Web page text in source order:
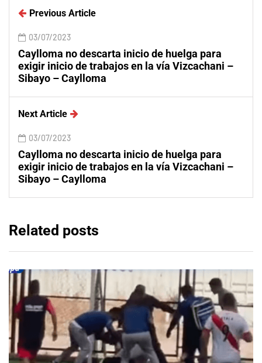
Previous Article
03/07/2023
Caylloma no descarta inicio de huelga para
exigir inicio de trabajos en la vía Vizcachani –
Sibayo – Caylloma
Next Article
03/07/2023
Caylloma no descarta inicio de huelga para
exigir inicio de trabajos en la vía Vizcachani –
Sibayo – Caylloma
Related posts